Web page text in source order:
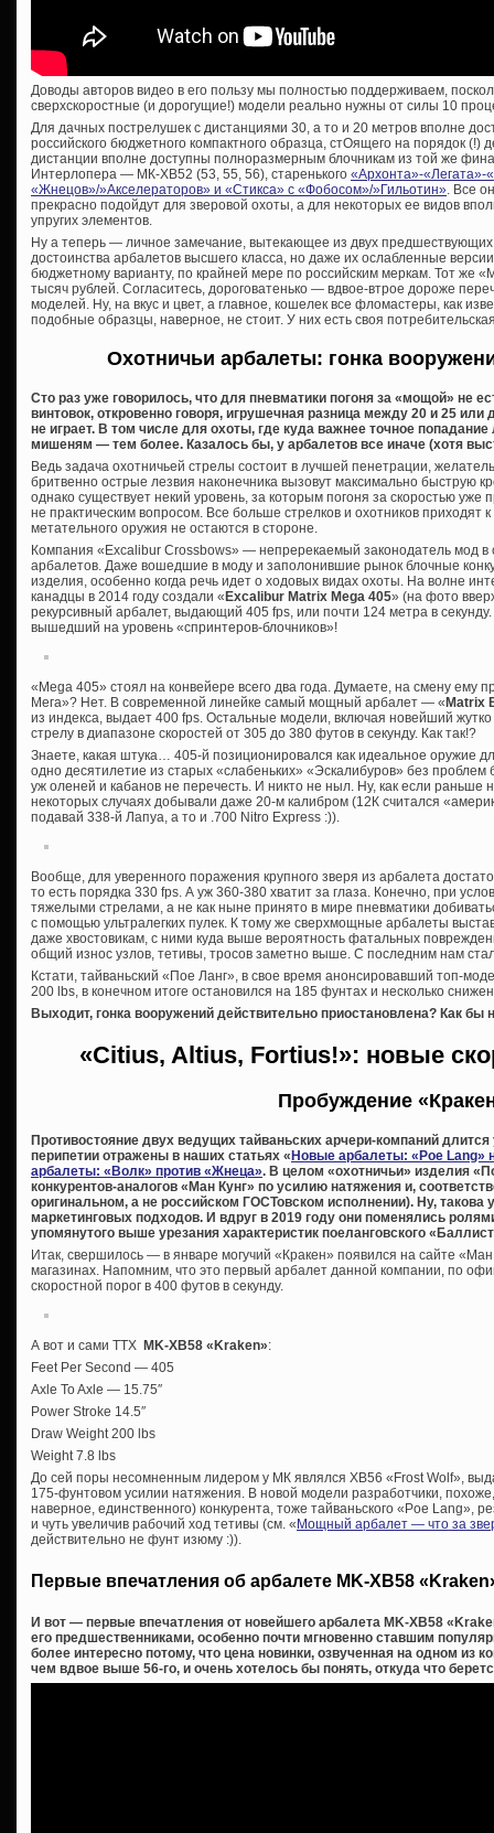
Доводы авторов видео в его пользу мы полностью поддерживаем,
сверхскоростные (и дорогущие!) модели реально нужны от силы 10
Для дачных пострелушек с дистанциями 30, а то и 20 метров вполне
российского бюджетного компактного образца, стОящего на порядок
дистанции вполне доступны полноразмерным блочникам из той же
Интерлопера — МК-ХВ52 (53, 55, 56), старенького «Архонта»-
«Жнецов»/»Акселераторов» и «Стикса» с «Фобосом»/»Гильотин» . Все
прекрасно подойдут для зверовой охоты, а для некоторых ее видов
упругих элементов.
Ну а теперь — личное замечание, вытекающее из двух
достоинства арбалетов высшего класса, но даже их ослабленные
бюджетному варианту, по крайней мере по российским меркам. Тот же
тысяч рублей. Согласитесь, дороговатенько — вдвое-втрое дороже
моделей. Ну, на вкус и цвет, а главное, кошелек все фломастеры, как
подобные образцы, наверное, не стоит. У них есть своя
Охотничьи арбалеты: гонка
Сто раз уже говорилось, что для пневматики погоня за «мощой» не
винтовок, откровенно говоря, игрушечная разница между 20 и 25
не играет. В том числе для охоты, где куда важнее точное
мишеням — тем более. Казалось бы, у арбалетов все иначе (хотя
Ведь задача охотничьей стрелы состоит в лучшей пенетрации,
бритвенно острые лезвия наконечника вызовут максимально быструю
однако существует некий уровень, за которым погоня за скоростью
не практическим вопросом. Все больше стрелков и охотников приходят
метательного оружия не остаются в стороне.
Компания «Excalibur Crossbows» — непререкаемый законодатель мод в
арбалетов. Даже вошедшие в моду и заполонившие рынок блочные
изделия, особенно когда речь идет о ходовых видах охоты. На волне
канадцы в 2014 году создали «Excalibur Matrix Mega 405» (на фото
рекурсивный арбалет, выдающий 405 fps, или почти 124 метра в
вышедший на уровень «спринтеров-блочников»!
«Mega 405» стоял на конвейере всего два года. Думаете, на смену ему
Мега»? Нет. В современной линейке самый мощный арбалет — «Matrix
из индекса, выдает 400 fps. Остальные модели, включая новейший
стрелу в диапазоне скоростей от 305 до 380 футов в секунду. Как так!?
Знаете, какая штука… 405-й позиционировался как идеальное оружие
одно десятилетие из старых «слабеньких» «Эскалибуров» без проблем
уж оленей и кабанов не перечесть. И никто не ныл. Ну, как если раньше
некоторых случаях добывали даже 20-м калибром (12К считался
подавай 338-й Лапуа, а то и .700 Nitro Express :)).
Вообще, для уверенного поражения крупного зверя из арбалета
то есть порядка 330 fps. А уж 360-380 хватит за глаза. Конечно, при
тяжелыми стрелами, а не как ныне принято в мире пневматики
с помощью ультралегких пулек. К тому же сверхмощные арбалеты
даже хвостовикам, с ними куда выше вероятность фатальных
общий износ узлов, тетивы, тросов заметно выше. С последним нам
Кстати, тайваньский «Пое Ланг», в свое время анонсировавший топ-
200 lbs, в конечном итоге остановился на 185 фунтах и несколько
Выходит, гонка вооружений действительно приостановлена? Как бы
«Citius, Altius, Fortius!»: новые
Пробуждение
Противостояние двух ведущих тайваньских арчери-компаний
перипетии отражены в наших статьях « Новые арбалеты: «Poe Lang»
арбалеты: «Волк» против «Жнеца». В целом «охотничьи» изделия
конкурентов-аналогов «Ман Кунг» по усилию натяжения и,
оригинальном, а не российском ГОСТовском исполнении). Ну, такова
маркетинговых подходов. И вдруг в 2019 году они поменялись
упомянутого выше урезания характеристик поеланговского
Итак, свершилось — в январе могучий «Кракен» появился на сайте
магазинах. Напомним, что это первый арбалет данной компании, по
скоростной порог в 400 футов в секунду.
А вот и сами ТТХ MK-XB58 «Kraken»:
Feet Per Second — 405
Axle To Axle — 15.75″
Power Stroke 14.5″
Draw Weight 200 lbs
Weight 7.8 lbs
До сей поры несомненным лидером у МК являлся XB56 «Frost Wolf»,
175-фунтовом усилии натяжения. В новой модели разработчики,
наверное, единственного) конкурента, тоже тайваньского «Poe Lang»,
и чуть увеличив рабочий ход тетивы (см. « Мощный арбалет — что за
действительно не фунт изюму :)).
Первые впечатления об арбалете MK-XB58
И вот — первые впечатления от новейшего арбалета MK-XB58
его предшественниками, особенно почти мгновенно ставшим
более интересно потому, что цена новинки, озвученная на одном из
чем вдвое выше 56-го, и очень хотелось бы понять, откуда что